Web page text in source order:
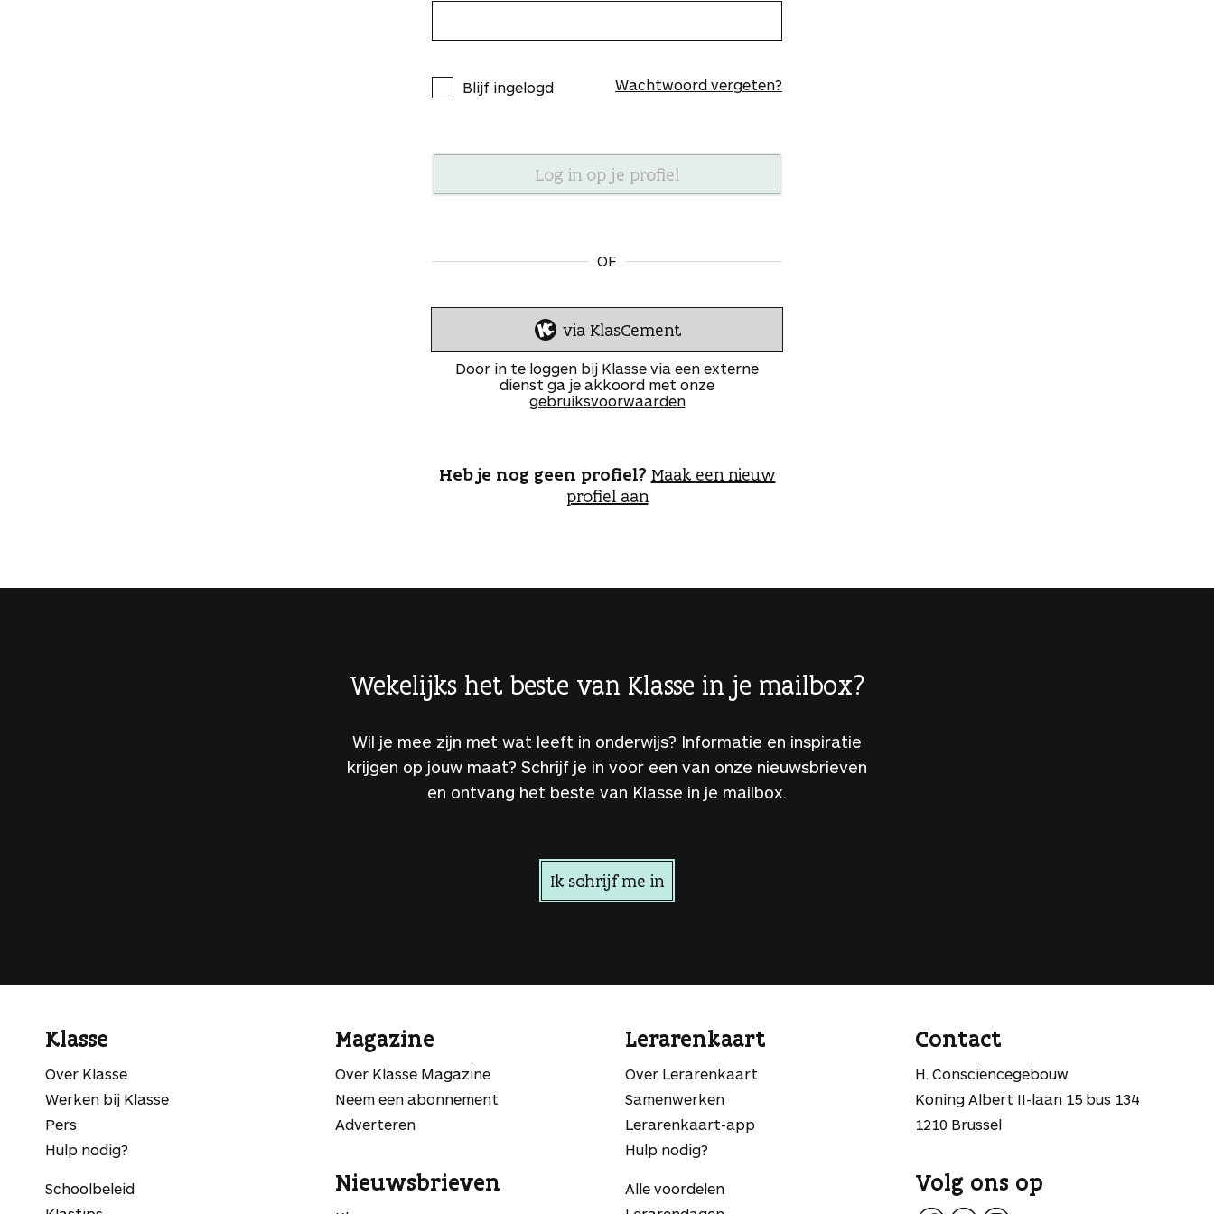
Blijf ingelogd Wachtwoord vergeten?
OF
I
n
l
o
e
n
via KlasCement
Door in te loggen bij Klasse via een externe
dienst ga je akkoord met onze
gebruiksvoorwaarden
Heb je nog geen profiel? Maak een nieuw
profiel aan
Wekelijks het beste van Klasse in je mailbox?
Wil je mee zijn met wat leeft in onderwijs? Informatie en inspiratie
krijgen op jouw maat? Schrijf je in voor een van onze nieuwsbrieven
en ontvang het beste van Klasse in je mailbox.
Ik schrijf me in
Klasse
Over Klasse
Werken bij Klasse
Pers
Hulp nodig?
Schoolbeleid
Magazine
Over Klasse Magazine
Neem een abonnement
Adverteren
Nieuwsbrieven
Lerarenkaart
Over Lerarenkaart
Samenwerken
Lerarenkaart-app
Hulp nodig?
Alle voordelen
Contact
H. Consciencegebouw
Koning Albert II-laan 15 bus 134
1210 Brussel
Volg ons op